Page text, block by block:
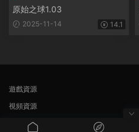
原始之球1.03
2025-11-14 14.1
遊戲資源
視頻資源
自豪的采用